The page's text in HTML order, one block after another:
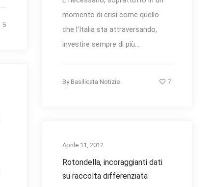
5
momento di crisi come quello
che l’Italia sta attraversando,
investire sempre di più...
By Basilicata Notizie 7
Aprile 11, 2012
Rotondella, incoraggianti dati
su raccolta differenziata